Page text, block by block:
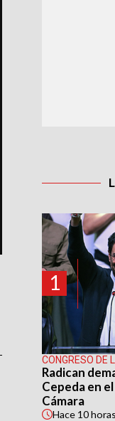
1
CONGRESO DE
Radican
Cepeda en
Cámara
Hace 10 horas